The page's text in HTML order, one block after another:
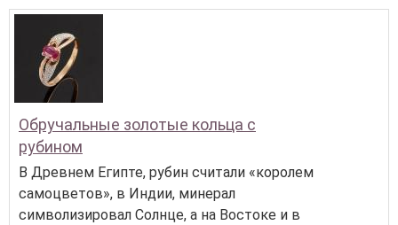
Обручальные золотые кольца с
рубином
В Древнем Египте, рубин считали «королем
самоцветов», в Индии, минерал
символизировал Солнце, а на Востоке и в